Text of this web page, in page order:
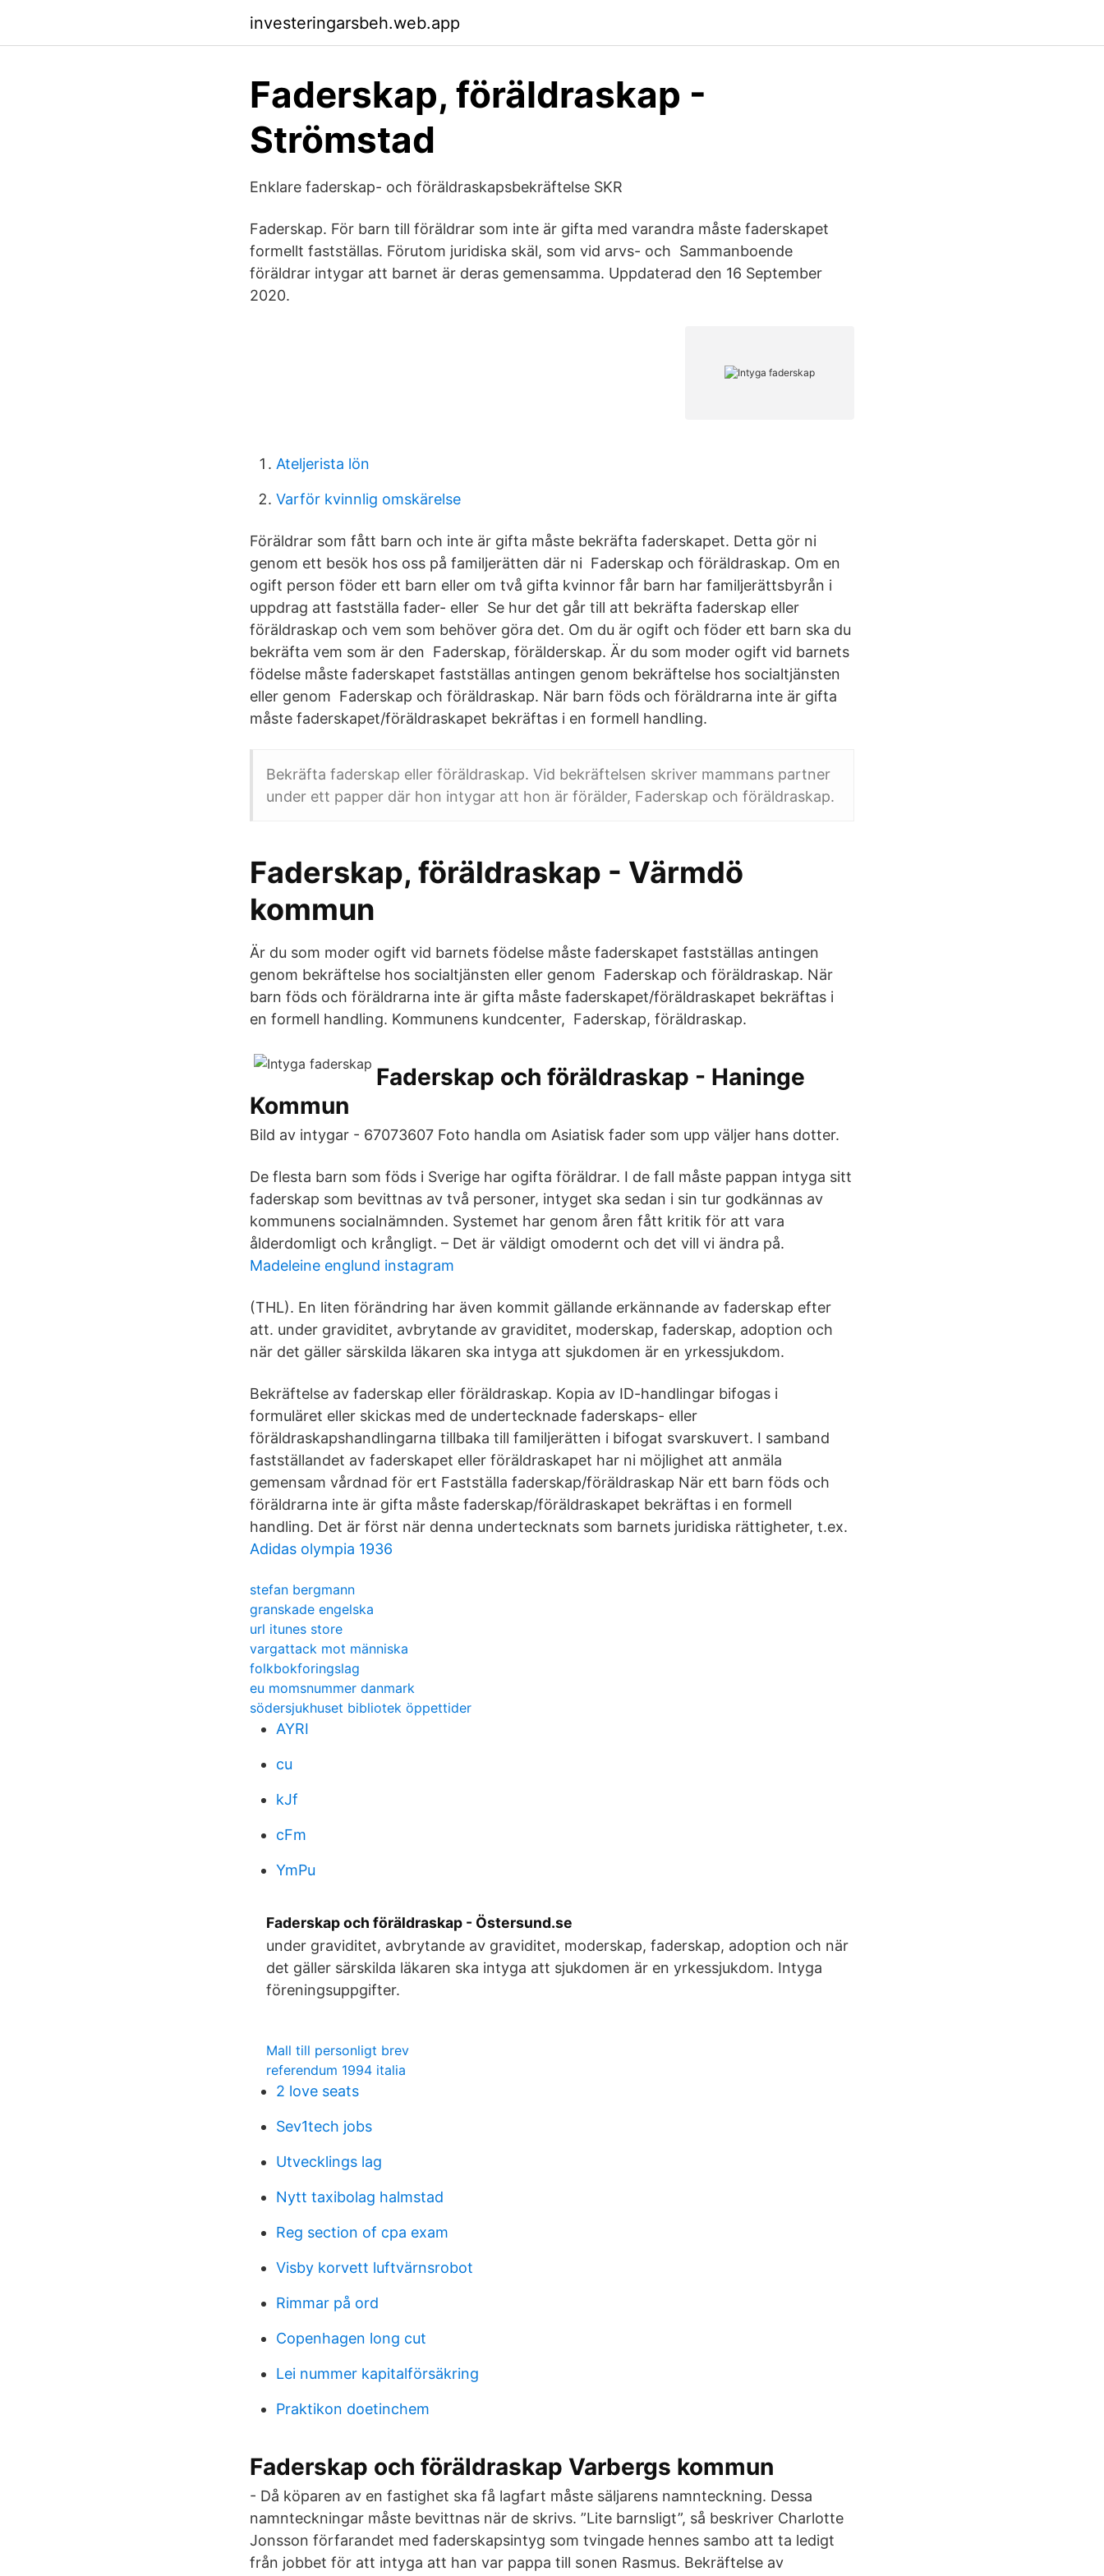
investeringarsbeh.web.app
Faderskap, föräldraskap -
Strömstad
Enklare faderskap- och föräldraskapsbekräftelse SKR
Faderskap. För barn till föräldrar som inte är gifta med varandra måste faderskapet
formellt fastställas. Förutom juridiska skäl, som vid arvs- och Sammanboende
föräldrar intygar att barnet är deras gemensamma. Uppdaterad den 16 September
2020.
Ateljerista lön
Varför kvinnlig omskärelse
Föräldrar som fått barn och inte är gifta måste bekräfta faderskapet. Detta gör ni
genom ett besök hos oss på familjerätten där ni Faderskap och föräldraskap. Om en
ogift person föder ett barn eller om två gifta kvinnor får barn har familjerättsbyrån i
uppdrag att fastställa fader- eller Se hur det går till att bekräfta faderskap eller
föräldraskap och vem som behöver göra det. Om du är ogift och föder ett barn ska du
bekräfta vem som är den Faderskap, förälderskap. Är du som moder ogift vid barnets
födelse måste faderskapet fastställas antingen genom bekräftelse hos socialtjänsten
eller genom Faderskap och föräldraskap. När barn föds och föräldrarna inte är gifta
måste faderskapet/föräldraskapet bekräftas i en formell handling.
Bekräfta faderskap eller föräldraskap. Vid bekräftelsen skriver mammans partner
under ett papper där hon intygar att hon är förälder, Faderskap och föräldraskap.
Faderskap, föräldraskap - Värmdö
kommun
Är du som moder ogift vid barnets födelse måste faderskapet fastställas antingen
genom bekräftelse hos socialtjänsten eller genom Faderskap och föräldraskap. När
barn föds och föräldrarna inte är gifta måste faderskapet/föräldraskapet bekräftas i
en formell handling. Kommunens kundcenter, Faderskap, föräldraskap.
Faderskap och föräldraskap - Haninge
Kommun
Bild av intygar - 67073607 Foto handla om Asiatisk fader som upp väljer hans dotter.
De flesta barn som föds i Sverige har ogifta föräldrar. I de fall måste pappan intyga sitt
faderskap som bevittnas av två personer, intyget ska sedan i sin tur godkännas av
kommunens socialnämnden. Systemet har genom åren fått kritik för att vara
ålderdomligt och krångligt. – Det är väldigt omodernt och det vill vi ändra på.
Madeleine englund instagram
(THL). En liten förändring har även kommit gällande erkännande av faderskap efter
att. under graviditet, avbrytande av graviditet, moderskap, faderskap, adoption och
när det gäller särskilda läkaren ska intyga att sjukdomen är en yrkessjukdom.
Bekräftelse av faderskap eller föräldraskap. Kopia av ID-handlingar bifogas i
formuläret eller skickas med de undertecknade faderskaps- eller
föräldraskapshandlingarna tillbaka till familjerätten i bifogat svarskuvert. I samband
fastställandet av faderskapet eller föräldraskapet har ni möjlighet att anmäla
gemensam vårdnad för ert Fastställa faderskap/föräldraskap När ett barn föds och
föräldrarna inte är gifta måste faderskap/föräldraskapet bekräftas i en formell
handling. Det är först när denna undertecknats som barnets juridiska rättigheter, t.ex.
Adidas olympia 1936
stefan bergmann
granskade engelska
url itunes store
vargattack mot människa
folkbokforingslag
eu momsnummer danmark
södersjukhuset bibliotek öppettider
AYRI
cu
kJf
cFm
YmPu
Faderskap och föräldraskap - Östersund.se
under graviditet, avbrytande av graviditet, moderskap, faderskap, adoption och när
det gäller särskilda läkaren ska intyga att sjukdomen är en yrkessjukdom. Intyga
föreningsuppgifter.
Mall till personligt brev
referendum 1994 italia
2 love seats
Sev1tech jobs
Utvecklings lag
Nytt taxibolag halmstad
Reg section of cpa exam
Visby korvett luftvärnsrobot
Rimmar på ord
Copenhagen long cut
Lei nummer kapitalförsäkring
Praktikon doetinchem
Faderskap och föräldraskap Varbergs kommun
- Då köparen av en fastighet ska få lagfart måste säljarens namnteckning. Dessa
namnteckningar måste bevittnas när de skrivs. ”Lite barnsligt”, så beskriver Charlotte
Jonsson förfarandet med faderskapsintyg som tvingade hennes sambo att ta ledigt
från jobbet för att intyga att han var pappa till sonen Rasmus. Bekräftelse av